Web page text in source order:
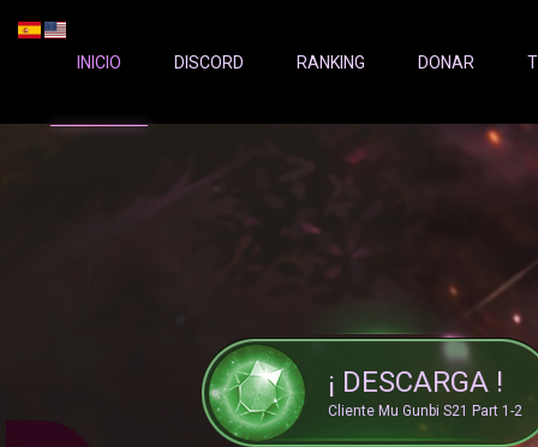
INICIO DISCORD RANKING DONAR
¡ DESCARGA !
Cliente Mu Gunbi S21 Part 1-2